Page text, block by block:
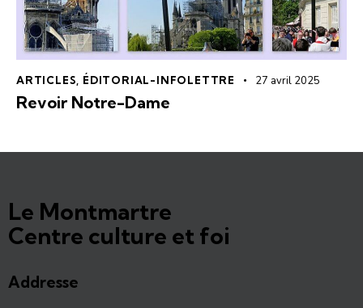
ARTICLES ÉDITORIAL-INFOLETTRE 27 avril 2025
Revoir Notre-Dame
Le Montmartre
Centre culture et foi
Addresse